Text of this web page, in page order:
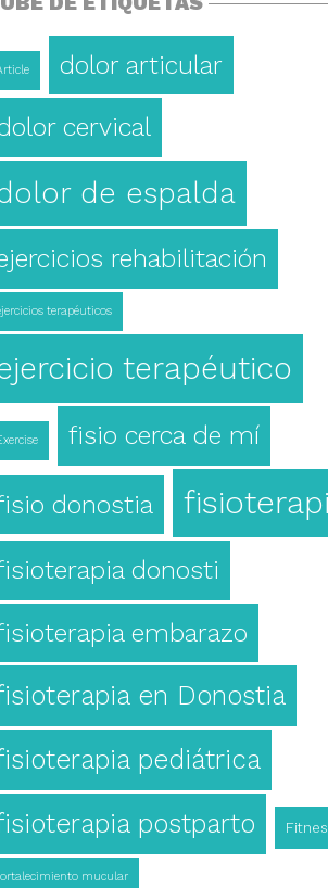
dolor articular
cervical
de espalda
rehabilitación
terapéuticos
terapéutico
fisio cerca de mí
donostia
donosti
embarazo
en Donostia
pediátrica
postparto
mucular